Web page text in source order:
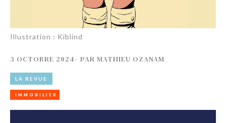
Illustration : Kiblind
3 OCTOBRE 2024- PAR MATHIEU OZANAM
LA REVUE
IMMOBILIER